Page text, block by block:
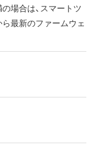
場合は、スマートツ
最新のファームウェ